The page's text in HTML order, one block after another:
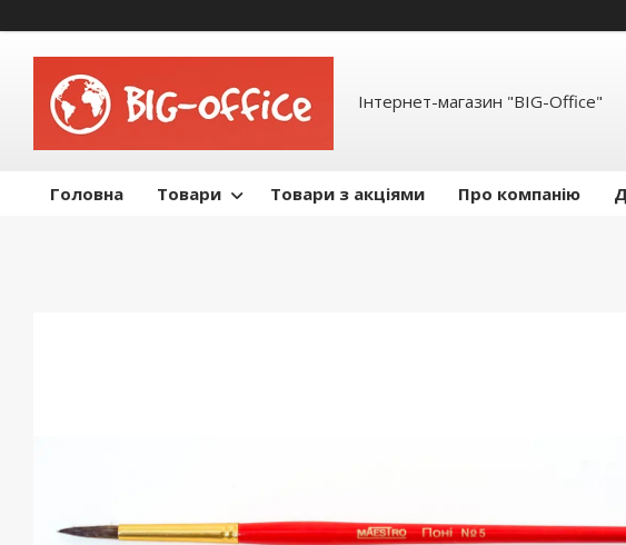
Інтернет-магазин "BIG-Office"
Головна Товари Товари з акціями Про компанію